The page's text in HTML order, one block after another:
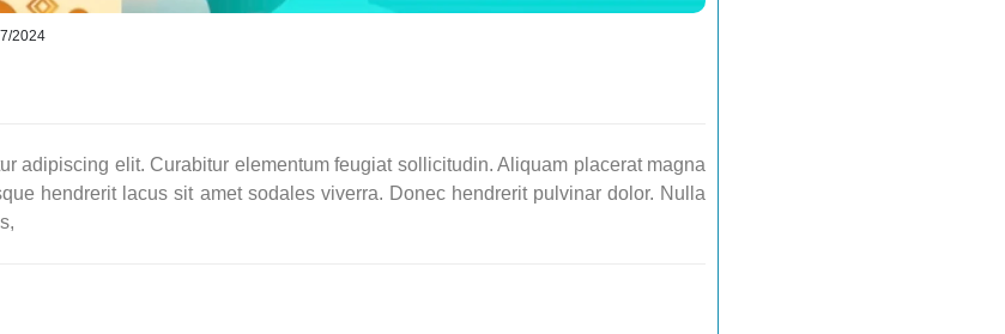
2024
adipiscing elit. Curabitur elementum feugiat sollicitudin. Aliquam placerat magna
hendrerit lacus sit amet sodales viverra. Donec hendrerit pulvinar dolor. Nulla